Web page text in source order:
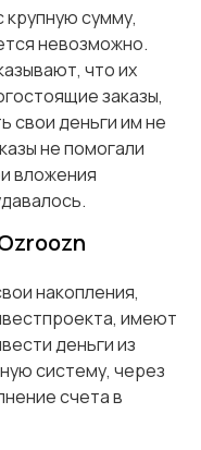
крупную сумму,
невозможно.
что их
заказы,
свои деньги им не
не помогали
вложения
накопления,
имеют
деньги из
систему, через
счета в